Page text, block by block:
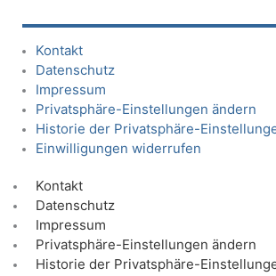
Kontakt
Datenschutz
Impressum
Privatsphäre-Einstellungen ändern
Historie der Privatsphäre-
Einwilligungen widerrufen
Kontakt
Datenschutz
Impressum
Privatsphäre-Einstellungen ändern
Historie der Privatsphäre-